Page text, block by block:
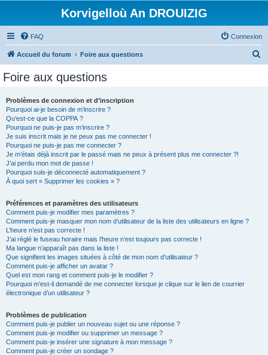
Korvigelloù An DROUIZIG
FAQ Connexion
Accueil du forum Foire aux questions
Foire aux questions
Problèmes de connexion et d’inscription
Pourquoi ai-je besoin de m’inscrire ?
Qu’est-ce que la COPPA ?
Pourquoi ne puis-je pas m’inscrire ?
Je suis inscrit mais je ne peux pas me connecter !
Pourquoi ne puis-je pas me connecter ?
Je m’étais déjà inscrit par le passé mais ne peux à présent plus me connecter ?!
J’ai perdu mon mot de passe !
Pourquoi suis-je déconnecté automatiquement ?
À quoi sert « Supprimer les cookies » ?
Préférences et paramètres des utilisateurs
Comment puis-je modifier mes paramètres ?
Comment puis-je masquer mon nom d’utilisateur de la liste des utilisateurs en ligne ?
L’heure n’est pas correcte !
J’ai réglé le fuseau horaire mais l’heure n’est toujours pas correcte !
Ma langue n’apparaît pas dans la liste !
Que signifient les images situées à côté de mon nom d’utilisateur ?
Comment puis-je afficher un avatar ?
Quel est mon rang et comment puis-je le modifier ?
Pourquoi m’est-il demandé de me connecter lorsque je clique sur le lien de courrier
électronique d’un utilisateur ?
Problèmes de publication
Comment puis-je publier un nouveau sujet ou une réponse ?
Comment puis-je modifier ou supprimer un message ?
Comment puis-je insérer une signature à mon message ?
Comment puis-je créer un sondage ?